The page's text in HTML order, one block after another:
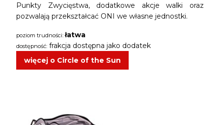
Punkty Zwycięstwa, dodatkowe akcje walki oraz
pozwalają przekształcać ONI we własne jednostki.
poziom trudności:łatwa
dostępność: frakcja dostępna jako dodatek
więcej o Circle of the Sun